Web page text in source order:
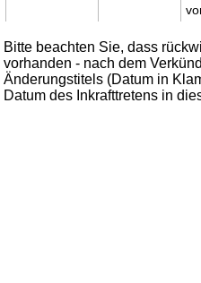
Bitte beachten Sie, dass
vorhanden - nach dem
Änderungstitels (Datum in
Datum des Inkrafttretens in